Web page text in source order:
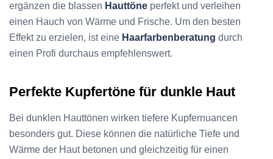
ergänzen die blassen Hauttöne perfekt und verleihen
einen Hauch von Wärme und Frische. Um den besten
Effekt zu erzielen, ist eine Haarfarbenberatung durch
einen Profi durchaus empfehlenswert.
Perfekte Kupfertöne für dunkle Haut
Bei dunklen Hauttönen wirken tiefere Kupfernuancen
besonders gut. Diese können die natürliche Tiefe und
Wärme der Haut betonen und gleichzeitig für einen